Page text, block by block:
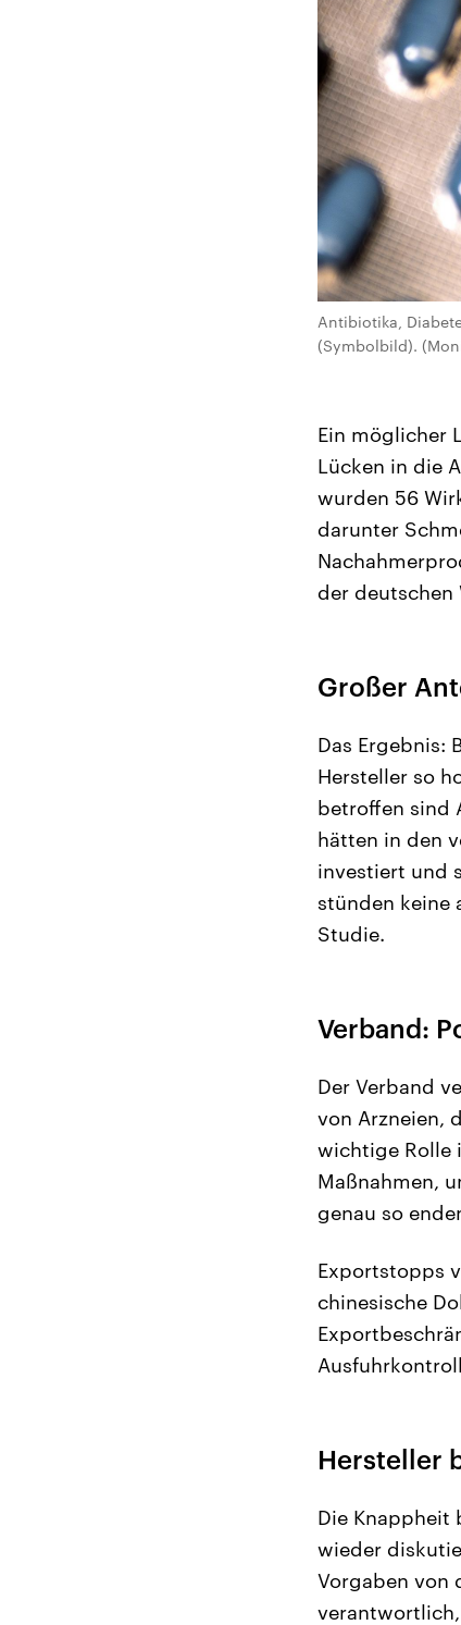
Antibiotika,
(Symbolbild).
Ein möglicher
Lücken in die
wurden 56
darunter
der deutschen
Großer
Das Ergebnis:
Hersteller so
betroffen sind
hätten in den
investiert und
stünden keine
Studie.
Verband:
Der Verband
von Arzneien,
wichtige Rolle
Maßnahmen,
genau so
Exportstopps
chinesische
Hersteller
Die Knappheit
wieder
Vorgaben von